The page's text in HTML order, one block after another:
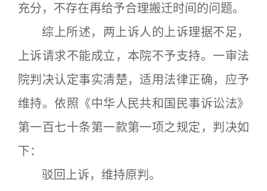
充分，不存在再给予合理搬迁时间的问题。
综上所述，两上诉人的上诉理据不足，
上诉请求不能成立，本院不予支持。一审法
院判决认定事实清楚，适用法律正确，应予
维持。依照《中华人民共和国民事诉讼法》
第一百七十条第一款第一项之规定，判决如
下：
驳回上诉，维持原判。